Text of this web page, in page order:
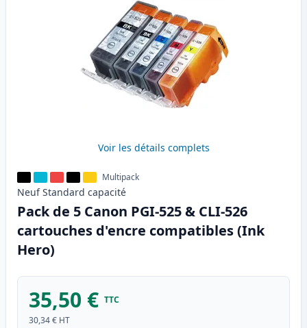
Voir les détails complets
Multipack
Neuf Standard capacité
Pack de 5 Canon PGI-525 & CLI-526
cartouches d'encre compatibles (Ink
Hero)
35,50 € TTC
30,34 € HT